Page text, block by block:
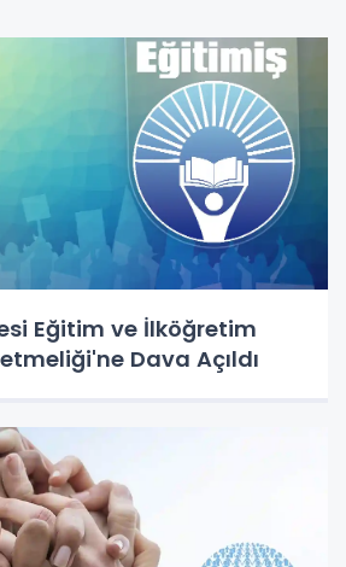
Eğitim ve İlköğretim
Dava Açıldı